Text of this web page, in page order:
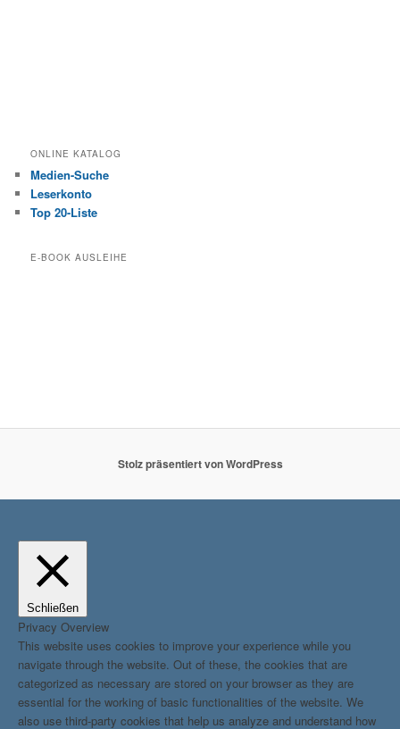
ONLINE KATALOG
Medien-Suche
Leserkonto
Top 20-Liste
E-BOOK AUSLEIHE
Stolz präsentiert von WordPress
Schließen
Privacy Overview
This website uses cookies to improve your experience while you
navigate through the website. Out of these, the cookies that are
categorized as necessary are stored on your browser as they are
essential for the working of basic functionalities of the website. We
also use third-party cookies that help us analyze and understand how